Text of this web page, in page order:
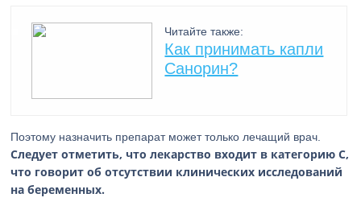
Читайте также:
Как принимать капли
Санорин?
Поэтому назначить препарат может только лечащий врач.
Следует отметить, что лекарство входит в категорию С,
что говорит об отсутствии клинических исследований
на беременных.